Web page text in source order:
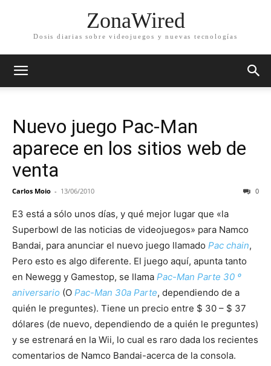
ZonaWired
Dosis diarias sobre videojuegos y nuevas tecnologías
Nuevo juego Pac-Man
aparece en los sitios web de
venta
Carlos Moio - 13/06/2010 0
E3 está a sólo unos días, y qué mejor lugar que «la
Superbowl de las noticias de videojuegos» para Namco
Bandai, para anunciar el nuevo juego llamado Pac chain,
Pero esto es algo diferente. El juego aquí, apunta tanto
en Newegg y Gamestop, se llama Pac-Man Parte 30 º
aniversario (O Pac-Man 30a Parte, dependiendo de a
quién le preguntes). Tiene un precio entre $ 30 – $ 37
dólares (de nuevo, dependiendo de a quién le preguntes)
y se estrenará en la Wii, lo cual es raro dada los recientes
comentarios de Namco Bandai-acerca de la consola.